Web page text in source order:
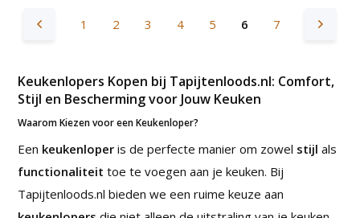
1 2 3 4 5 6 7
Keukenlopers Kopen bij Tapijtenloods.nl: Comfort,
Stijl en Bescherming voor Jouw Keuken
Waarom Kiezen voor een Keukenloper?
Een keukenloper is de perfecte manier om zowel stijl als
functionaliteit toe te voegen aan je keuken. Bij
Tapijtenloods.nl bieden we een ruime keuze aan